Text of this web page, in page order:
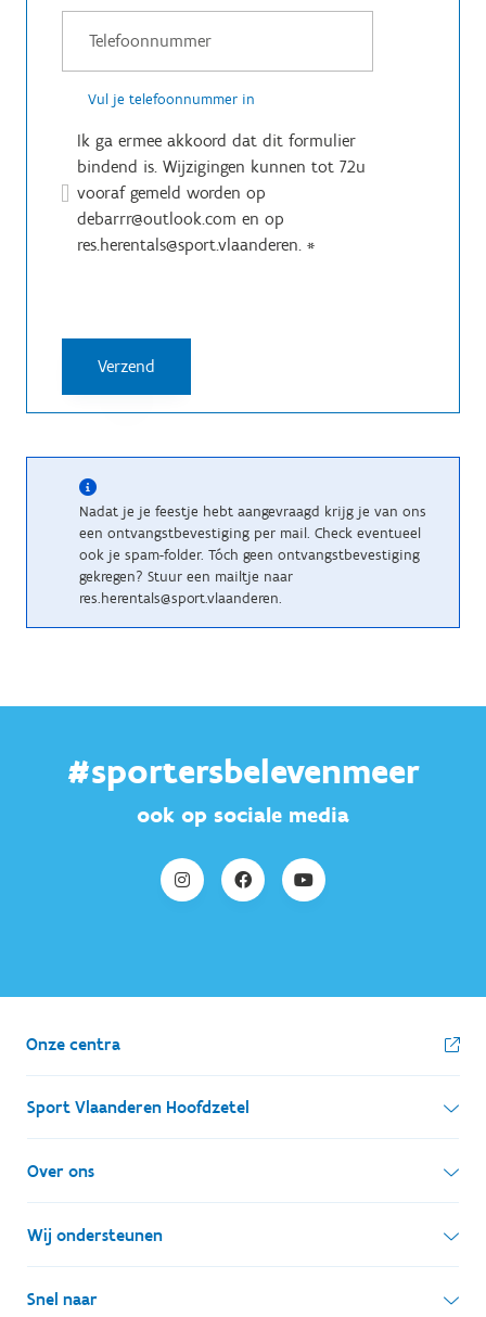
Vul je telefoonnummer in
Ik ga ermee akkoord dat dit formulier
bindend is. Wijzigingen kunnen tot 72u
vooraf gemeld worden op
debarrr@outlook.com en op
res.herentals@sport.vlaanderen. *
Nadat je je feestje hebt aangevraagd krijg je van ons
een ontvangstbevestiging per mail. Check eventueel
ook je spam-folder. Tóch geen ontvangstbevestiging
gekregen? Stuur een mailtje naar
res.herentals@sport.vlaanderen.
#sportersbelevenmeer
ook op sociale media
Onze centra
Sport Vlaanderen Hoofdzetel
Simon Bolivarlaan 17
1000 Brussel
Ondernemingsnummer: BE 0248.142.826
Over ons
Wie zijn we, wat doen we
Onze centra
Wij ondersteunen
Lokale besturen
Snel naar